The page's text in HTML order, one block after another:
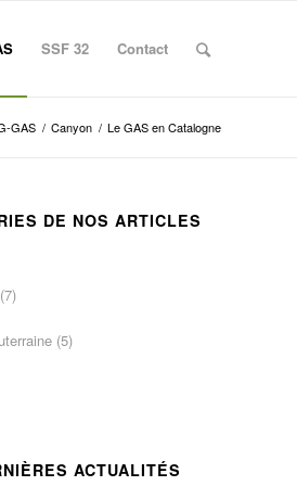
SSF 32 Contact
GAS / Canyon / Le GAS en Catalogne
DE NOS ARTICLES
(7)
(5)
ACTUALITÉS